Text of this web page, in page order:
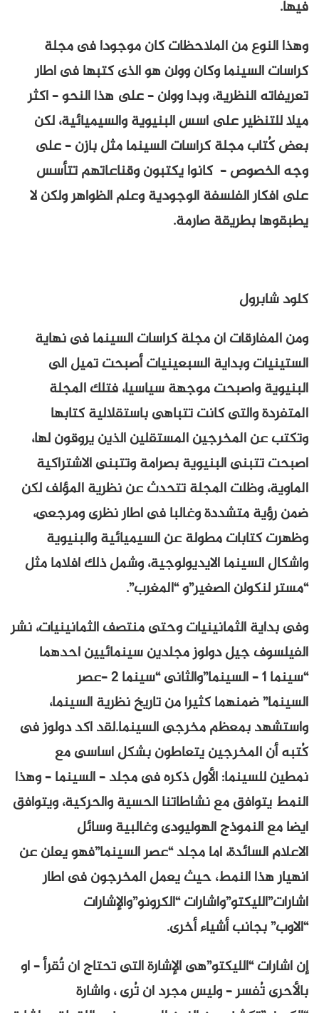
فيها.
وهذا النوع من الملاحظات كان موجودا فى مجلة
كراسات السينما وكان وولن هو الذى كتبها فى اطار
تعريفاته النظرية، وبدا وولن – على هذا النحو – اكثر
ميلا للتنظير على اسس البنيوية والسيميائية، لكن
بعض كُتاب مجلة كراسات السينما مثل بازن – على
وجه الخصوص – كانوا يكتبون وقناعاتهم تتأسس
على افكار الفلسفة الوجودية وعلم الظواهر ولكن لا
يطبقوها بطريقة صارمة.
كلود شابرول
ومن المفارقات ان مجلة كراسات السينما فى نهاية
الستينيات وبداية السبعينيات أصبحت تميل الى
البنيوية واصبحت موجهة سياسيا، فتلك المجلة
المتفردة والتى كانت تتباهى باستقلالية كتابها
وتكتب عن المخرجين المستقلين الذين يروقون لها،
اصبحت تتبنى البنيوية بصرامة وتتبنى الاشتراكية
الماوية، وظلت المجلة تتحدث عن نظرية المؤلف لكن
ضمن رؤية متشددة وغالبا فى اطار نظرى ومرجعى،
وظهرت كتابات مطولة عن السيميائية والبنيوية
واشكال السينما الايديولوجية، وشمل ذلك افلاما مثل
“مستر لنكولن الصغير”و “المغرب”.
وفى بداية الثمانينيات وحتى منتصف الثمانينيات، نشر
الفيلسوف جيل دولوز مجلدين سينمائيين احدهما
“سينما 1 – السينما”والثانى “سينما 2 –عصر
السينما” ضمنهما كثيرا من تاريخ نظرية السينما،
واستشهد بمعظم مخرجى السينما.لقد اكد دولوز فى
كُتبه أن المخرجين يتعاطون بشكل اساسى مع
نمطين للسينما: الأول ذكره فى مجلد – السينما – وهذا
النمط يتوافق مع نشاطاتنا الحسية والحركية، ويتوافق
ايضا مع النموذج الهوليودى وغالبية وسائل
الاعلام السائدة، اما مجلد “عصر السينما”فهو يعلن عن
انهيار هذا النمط، حيث يعمل المخرجون فى اطار
اشارات”الليكتو”واشارات “الكرونو”والإشارات
“الاوب” بجانب أشياء أخرى.
إن اشارات “الليكتو”هى الإشارة التى تحتاج ان تٌقرأ – او
بالأحرى تُفسر – وليس مجرد ان تُرى ، واشارة